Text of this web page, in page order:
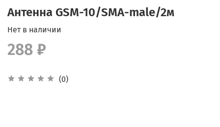
Антенна GSM-10/SMA-male/2м
(0)
Нет в наличии
288 ₽